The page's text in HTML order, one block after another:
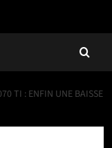
TI : ENFIN UNE BAISSE